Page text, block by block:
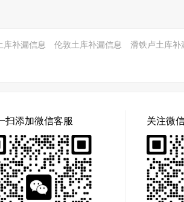
库补漏信息 伦敦土库补漏信息 滑铁卢土库补
扫添加微信客服 关注微